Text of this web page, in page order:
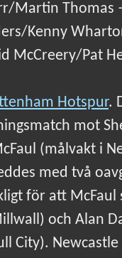
Martin
Kenny
McCreery/Pat
Hotspur.
mot
(målvakt i
med två
för att
och Alan
City).